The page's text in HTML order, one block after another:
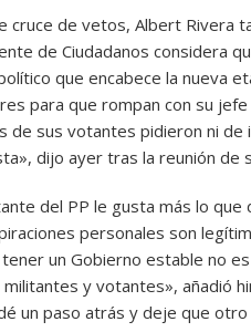
cruce de vetos, Albert Rivera
de Ciudadanos considera
que encabece la nueva
para que rompan con su
de sus votantes pidieron ni de
dijo ayer tras la reunión de
del PP le gusta más lo que
personales son
un Gobierno estable no
y votantes», añadió
un paso atrás y deje que